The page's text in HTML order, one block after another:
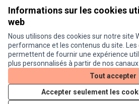
Informations sur les cookies
web
Nous utilisons des cookies sur notre site
performance et les contenus du site. Les
permettent de fournir une expérience
plus personnalisés à partir de nos
Tout accepter
Accepter seulement les
Conditions d'utilisation
Paramètres des cookies
Je participe ! sur X
(Lien externe)
Je participe ! sur Facebook
Je participe ! sur Instagram